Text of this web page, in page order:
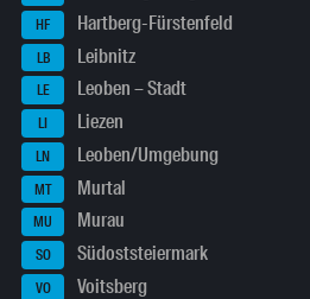
HF Hartberg-Fürstenfeld
LB Leibnitz
LE Leoben – Stadt
LI Liezen
LN Leoben/Umgebung
MT Murtal
MU Murau
SO Südoststeiermark
VO Voitsberg